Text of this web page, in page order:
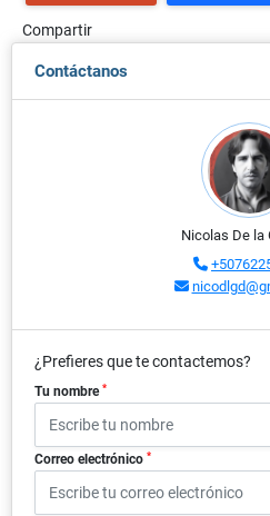
Compartir
Contáctanos
Nicolas De la
¿Prefieres que te contactemos?
Tu nombre *
Correo electrónico *